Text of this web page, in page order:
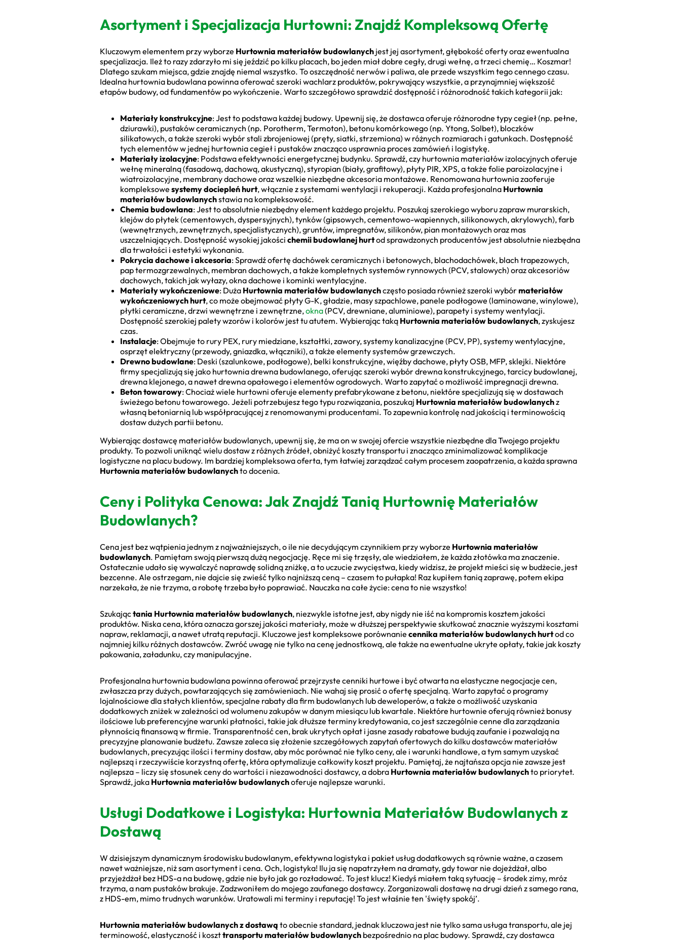
Asortyment i Specjalizacja Hurtowni: Znajdź Kompleksową Ofertę
Kluczowym elementem przy wyborze Hurtownia materiałów budowlanych jest jej asortyment, głębokość oferty oraz ewentualna
specjalizacja. Ileż to razy zdarzyło mi się jeździć po kilku placach, bo jeden miał dobre cegły, drugi wełnę, a trzeci chemię… Koszmar!
Dlatego szukam miejsca, gdzie znajdę niemal wszystko. To oszczędność nerwów i paliwa, ale przede wszystkim tego cennego czasu.
Idealna hurtownia budowlana powinna oferować szeroki wachlarz produktów, pokrywający wszystkie, a przynajmniej większość
etapów budowy, od fundamentów po wykończenie. Warto szczegółowo sprawdzić dostępność i różnorodność takich kategorii jak:
Materiały konstrukcyjne: Jest to podstawa każdej budowy. Upewnij się, że dostawca oferuje różnorodne typy cegieł (np. pełne,
dziurawki), pustaków ceramicznych (np. Porotherm, Termoton), betonu komórkowego (np. Ytong, Solbet), bloczków
silikatowych, a także szeroki wybór stali zbrojeniowej (pręty, siatki, strzemiona) w różnych rozmiarach i gatunkach. Dostępność
tych elementów w jednej hurtownia cegieł i pustaków znacząco usprawnia proces zamówień i logistykę.
Materiały izolacyjne: Podstawa efektywności energetycznej budynku. Sprawdź, czy hurtownia materiałów izolacyjnych oferuje
wełnę mineralną (fasadową, dachową, akustyczną), styropian (biały, grafitowy), płyty PIR, XPS, a także folie paroizolacyjne i
wiatroizolacyjne, membrany dachowe oraz wszelkie niezbędne akcesoria montażowe. Renomowana hurtownia zaoferuje
kompleksowe systemy dociepleń hurt, włącznie z systemami wentylacji i rekuperacji. Każda profesjonalna Hurtownia
materiałów budowlanychstawia na kompleksowość.
Chemia budowlana: Jest to absolutnie niezbędny element każdego projektu. Poszukaj szerokiego wyboru zapraw murarskich,
klejów do płytek (cementowych, dyspersyjnych), tynków (gipsowych, cementowo-wapiennych, silikonowych, akrylowych), farb
(wewnętrznych, zewnętrznych, specjalistycznych), gruntów, impregnatów, silikonów, pian montażowych oraz mas
uszczelniających. Dostępność wysokiej jakości chemii budowlanej hurtod sprawdzonych producentów jest absolutnie niezbędna
dla trwałości i estetyki wykonania.
Pokrycia dachowe i akcesoria: Sprawdź ofertę dachówek ceramicznych i betonowych, blachodachówek, blach trapezowych,
pap termozgrzewalnych, membran dachowych, a także kompletnych systemów rynnowych (PCV, stalowych) oraz akcesoriów
dachowych, takich jak wyłazy, okna dachowe i kominki wentylacyjne.
Materiały wykończeniowe: Duża Hurtownia materiałów budowlanychczęsto posiada również szeroki wybórmateriałów
wykończeniowych hurt, co może obejmować płyty G-K, gładzie, masy szpachlowe, panele podłogowe (laminowane, winylowe),
płytki ceramiczne, drzwi wewnętrzne i zewnętrzne,okna(PCV, drewniane, aluminiowe), parapety i systemy wentylacji.
Dostępność szerokiej palety wzorów i kolorów jest tu atutem. Wybierając taką Hurtownia materiałów budowlanych, zyskujesz
czas.
Instalacje: Obejmuje to rury PEX, rury miedziane, kształtki, zawory, systemy kanalizacyjne (PCV, PP), systemy wentylacyjne,
osprzęt elektryczny (przewody, gniazdka, włączniki), a także elementy systemów grzewczych.
Drewno budowlane: Deski (szalunkowe, podłogowe), belki konstrukcyjne, więźby dachowe, płyty OSB, MFP, sklejki. Niektóre
firmy specjalizują się jako hurtownia drewna budowlanego, oferując szeroki wybór drewna konstrukcyjnego, tarcicy budowlanej,
drewna klejonego, a nawet drewna opałowego i elementów ogrodowych. Warto zapytać o możliwość impregnacji drewna.
Beton towarowy: Chociaż wiele hurtowni oferuje elementy prefabrykowane z betonu, niektóre specjalizują się w dostawach
świeżego betonu towarowego. Jeżeli potrzebujesz tego typu rozwiązania, poszukaj Hurtownia materiałów budowlanychz
własną betoniarnią lub współpracującej z renomowanymi producentami. To zapewnia kontrolę nad jakością i terminowością
dostaw dużych partii betonu.
Wybierając dostawcę materiałów budowlanych, upewnij się, że ma on w swojej ofercie wszystkie niezbędne dla Twojego projektu
produkty. To pozwoli uniknąć wielu dostaw z różnych źródeł, obniżyć koszty transportu i znacząco zminimalizować komplikacje
logistyczne na placu budowy. Im bardziej kompleksowa oferta, tym łatwiej zarządzać całym procesem zaopatrzenia, a każda sprawna
Hurtownia materiałów budowlanychto docenia.
Ceny i Polityka Cenowa: Jak Znajdź Tanią Hurtownię Materiałów
Budowlanych?
Cena jest bez wątpienia jednym z najważniejszych, o ile nie decydującym czynnikiem przy wyborze Hurtownia materiałów
budowlanych. Pamiętam swoją pierwszą dużą negocjację. Ręce mi się trzęsły, ale wiedziałem, że każda złotówka ma znaczenie.
Ostatecznie udało się wywalczyć naprawdę solidną zniżkę, a to uczucie zwycięstwa, kiedy widzisz, że projekt mieści się w budżecie, jest
bezcenne. Ale ostrzegam, nie dajcie się zwieść tylko najniższą ceną – czasem to pułapka! Raz kupiłem tanią zaprawę, potem ekipa
narzekała, że nie trzyma, a robotę trzeba było poprawiać. Nauczka na całe życie: cena to nie wszystko!
Szukająctania Hurtownia materiałów budowlanych, niezwykle istotne jest, aby nigdy nie iść na kompromis kosztem jakości
produktów. Niska cena, która oznacza gorszej jakości materiały, może w dłuższej perspektywie skutkować znacznie wyższymi kosztami
napraw, reklamacji, a nawet utratą reputacji. Kluczowe jest kompleksowe porównanie cennika materiałów budowlanych hurtod co
najmniej kilku różnych dostawców. Zwróć uwagę nie tylko na cenę jednostkową, ale także na ewentualne ukryte opłaty, takie jak koszty
pakowania, załadunku, czy manipulacyjne.
Profesjonalna hurtownia budowlana powinna oferować przejrzyste cenniki hurtowe i być otwarta na elastyczne negocjacje cen,
zwłaszcza przy dużych, powtarzających się zamówieniach. Nie wahaj się prosić o ofertę specjalną. Warto zapytać o programy
lojalnościowe dla stałych klientów, specjalne rabaty dla firm budowlanych lub deweloperów, a także o możliwość uzyskania
dodatkowych zniżek w zależności od wolumenu zakupów w danym miesiącu lub kwartale. Niektóre hurtownie oferują również bonusy
ilościowe lub preferencyjne warunki płatności, takie jak dłuższe terminy kredytowania, co jest szczególnie cenne dla zarządzania
płynnością finansową w firmie. Transparentność cen, brak ukrytych opłat i jasne zasady rabatowe budują zaufanie i pozwalają na
precyzyjne planowanie budżetu. Zawsze zaleca się złożenie szczegółowych zapytań ofertowych do kilku dostawców materiałów
budowlanych, precyzując ilości i terminy dostaw, aby móc porównać nie tylko ceny, ale i warunki handlowe, a tym samym uzyskać
najlepszą i rzeczywiście korzystną ofertę, która optymalizuje całkowity koszt projektu. Pamiętaj, że najtańsza opcja nie zawsze jest
najlepsza – liczy się stosunek ceny do wartości i niezawodności dostawcy, a dobra Hurtownia materiałów budowlanychto priorytet.
Sprawdź, jaka Hurtownia materiałów budowlanychoferuje najlepsze warunki.
Usługi Dodatkowe i Logistyka: Hurtownia Materiałów Budowlanych z
Dostawą
W dzisiejszym dynamicznym środowisku budowlanym, efektywna logistyka i pakiet usług dodatkowych są równie ważne, a czasem
nawet ważniejsze, niż sam asortyment i cena. Och, logistyka! Ilu ja się napatrzyłem na dramaty, gdy towar nie dojeżdżał, albo
przyjeżdżał bez HDS-a na budowę, gdzie nie było jak go rozładować. To jest klucz! Kiedyś miałem taką sytuację – środek zimy, mróz
trzyma, a nam pustaków brakuje. Zadzwoniłem do mojego zaufanego dostawcy. Zorganizowali dostawę na drugi dzień z samego rana,
z HDS-em, mimo trudnych warunków. Uratowali mi terminy i reputację! To jest właśnie ten 'święty spokój’.
Hurtownia materiałów budowlanych z dostawą to obecnie standard, jednak kluczowa jest nie tylko sama usługa transportu, ale jej
terminowość, elastyczność i koszttransportu materiałów budowlanych bezpośrednio na plac budowy. Sprawdź, czy dostawca